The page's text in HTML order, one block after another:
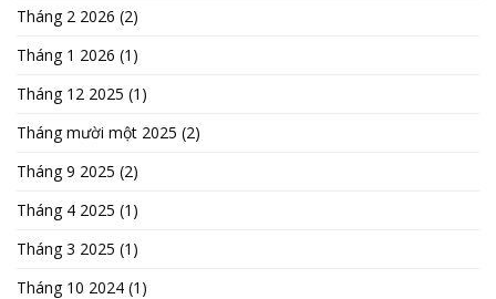
Tháng 2 2026 (2)
Tháng 1 2026 (1)
Tháng 12 2025 (1)
Tháng mười một 2025 (2)
Tháng 9 2025 (2)
Tháng 4 2025 (1)
Tháng 3 2025 (1)
Tháng 10 2024 (1)